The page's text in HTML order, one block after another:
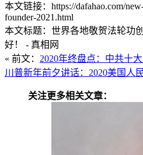
本文链接：https://dafahao.com/
founder-2021.html
本文标题：世界各地敬贺法轮功
好！ - 真相网
« 前文： 2020年终盘点：中共十
川普新年前夕讲话：2020美国人
关注更多相关文章：